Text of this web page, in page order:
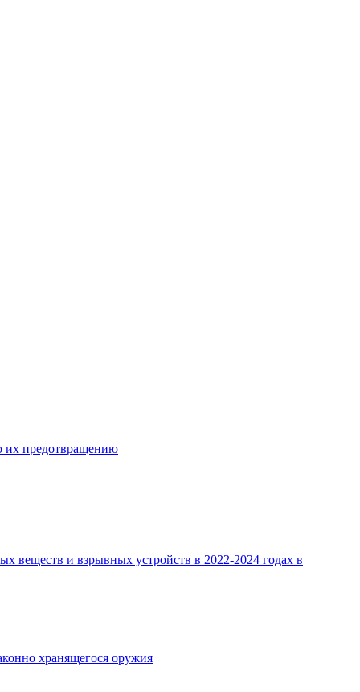
их предотвращению
веществ и взрывных устройств в 2022-2024 годах в
хранящегося оружия